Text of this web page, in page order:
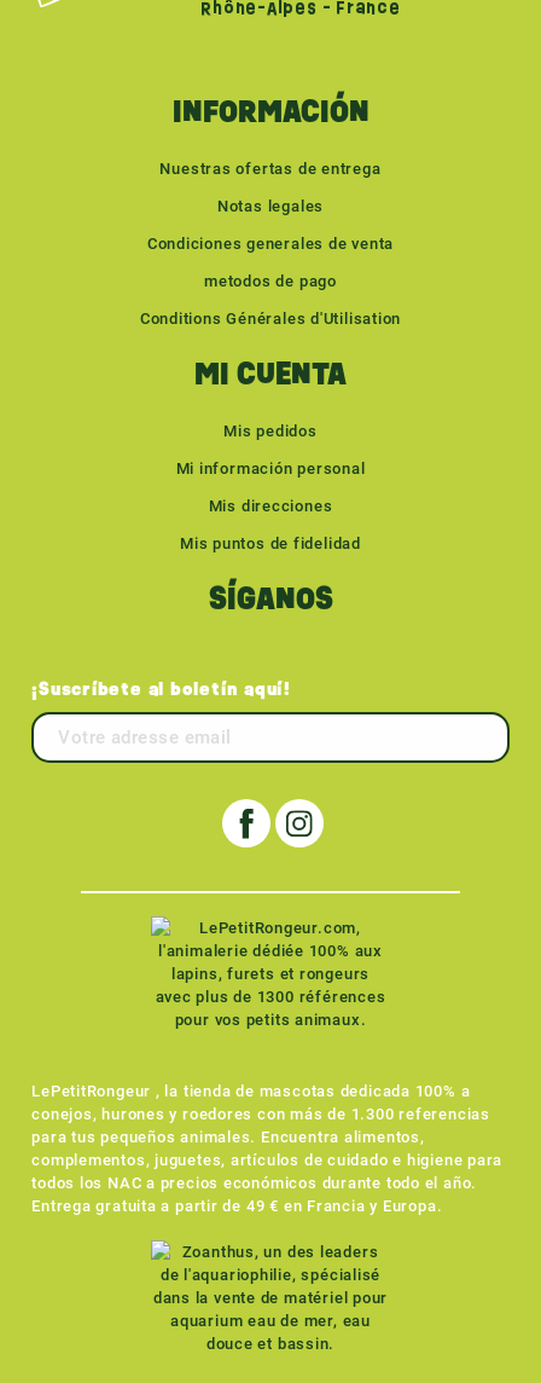
Rhône-Alpes - France
INFORMACIÓN
Nuestras ofertas de entrega
Notas legales
Condiciones generales de venta
metodos de pago
Conditions Générales d'Utilisation
MI CUENTA
Mis pedidos
Mi información personal
Mis direcciones
Mis puntos de fidelidad
SÍGANOS
¡Suscríbete al boletín aquí!
LePetitRongeur , la tienda de mascotas dedicada 100% a
conejos, hurones y roedores con más de 1.300 referencias
para tus pequeños animales. Encuentra alimentos,
complementos, juguetes, artículos de cuidado e higiene para
todos los NAC a precios económicos durante todo el año.
Entrega gratuita a partir de 49 € en Francia y Europa.